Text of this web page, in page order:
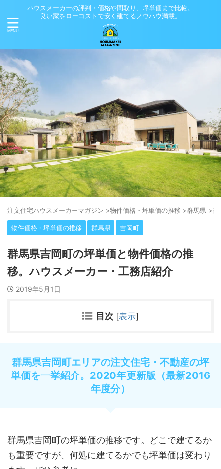
ハウスメーカーの評判・価格や間取り、坪単価まで比較。
良い家をローコストで安く建てるノウハウ満載。
注⽂住宅ハウスメーカーマガジン >物件価格・坪単価の推移 >群馬県 >吉
物件価格・坪単価の推移 群馬県 吉岡町
群馬県吉岡町の坪単価と物件価格の推
移。ハウスメーカー・工務店紹介
2019年5月1日
目次 [表示]
群馬県吉岡町エリアの注文住宅・不動産の坪
単価を一挙紹介。2020年更新版（最新2016
年度分）
群馬県吉岡町の坪単価の推移です。どこで建てるか
も重要ですが、何処に建てるかでも坪単価は変わり